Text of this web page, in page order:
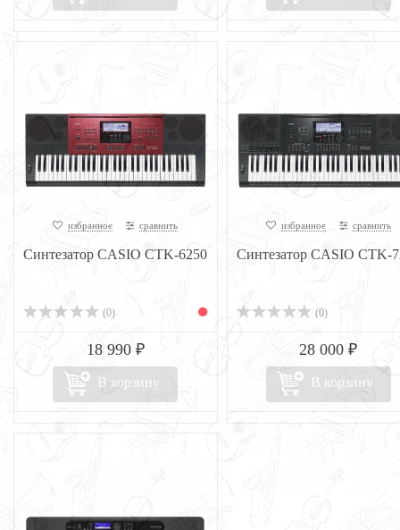
избранное сравнить
Синтезатор CASIO CTK-6250
(0)
18 990 ₽
В корзину
избранное сравнить
Синтезатор CASIO CTK-
(0)
28 000 ₽
В корзину